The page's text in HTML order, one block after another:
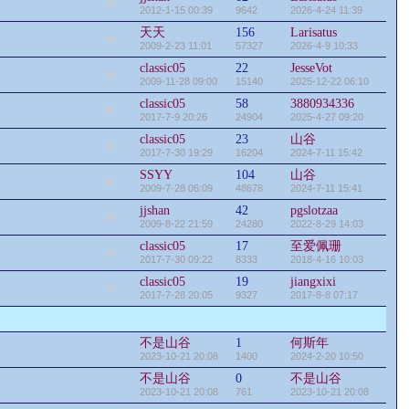
2012-1-15 00:39 9642 2026-4-24 11:39
天天
2009-2-23 11:01
156
57327
Larisatus
2026-4-9 10:33
classic05
2009-11-28 09:00
22
15140
JesseVot
2025-12-22 06:10
classic05
2017-7-9 20:26
58
24904
3880934336
2025-4-27 09:20
classic05
2017-7-30 19:29
23
16204
山谷
2024-7-11 15:42
SSYY
2009-7-28 06:09
104
48678
山谷
2024-7-11 15:41
jjshan
2009-8-22 21:59
42
24280
pgslotzaa
2022-8-29 14:03
classic05
2017-7-30 09:22
17
8333
至爱佩珊
2018-4-16 10:03
classic05
2017-7-28 20:05
19
9327
jiangxixi
2017-8-8 07:17
不是山谷
2023-10-21 20:08
1
1400
何斯年
2024-2-20 10:50
不是山谷
2023-10-21 20:08
0
761
不是山谷
2023-10-21 20:08